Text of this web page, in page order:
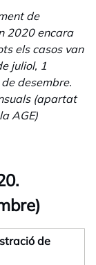
de
2020 encara
els casos van
juliol, 1
desembre.
(apartat
AGE)
de